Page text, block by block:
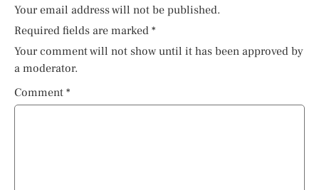
Your email address will not be published.
Required fields are marked *
Your comment will not show until it has been approved by
a moderator.
Comment *